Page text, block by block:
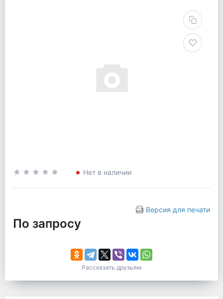
Нет в наличии
Версия для печати
По запросу
Рассказать друзьям